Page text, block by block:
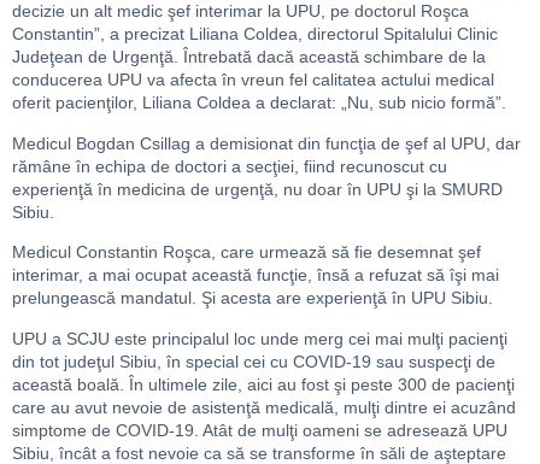
decizie un alt medic şef interimar la UPU, pe doctorul Roşca
Constantin”, a precizat Liliana Coldea, directorul Spitalului Clinic
Judeţean de Urgenţă. Întrebată dacă această schimbare de la
conducerea UPU va afecta în vreun fel calitatea actului medical
oferit pacienţilor, Liliana Coldea a declarat: „Nu, sub nicio formă”.
Medicul Bogdan Csillag a demisionat din funcţia de şef al UPU, dar
rămâne în echipa de doctori a secţiei, fiind recunoscut cu
experienţă în medicina de urgenţă, nu doar în UPU şi la SMURD
Sibiu.
Medicul Constantin Roşca, care urmează să fie desemnat şef
interimar, a mai ocupat această funcţie, însă a refuzat să îşi mai
prelungească mandatul. Şi acesta are experienţă în UPU Sibiu.
UPU a SCJU este principalul loc unde merg cei mai mulţi pacienţi
din tot judeţul Sibiu, în special cei cu COVID-19 sau suspecţi de
această boală. În ultimele zile, aici au fost şi peste 300 de pacienţi
care au avut nevoie de asistenţă medicală, mulţi dintre ei acuzând
simptome de COVID-19. Atât de mulţi oameni se adresează UPU
Sibiu, încât a fost nevoie ca să se transforme în săli de aşteptare